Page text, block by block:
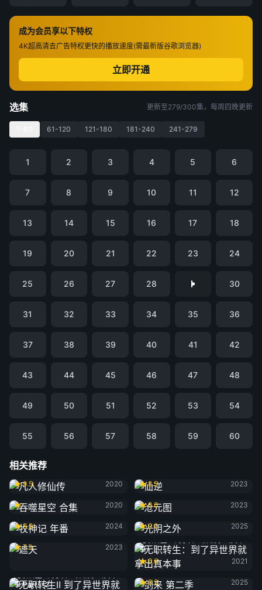
成为会员享以下特权
4K超高清去广告特权更快的播放速度(需最新版谷歌浏览器)
立即开通
选集 更新至279/300集，每周四晚更新
61-120 121-180 181-240 241-279
1 2 3 4 5 6
7 8 9 10 11 12
13 14 15 16 17 18
19 20 21 22 23 24
25 26 27 28 30
31 32 33 34 35 36
37 38 39 40 41 42
43 44 45 46 47 48
49 50 51 52 53 54
55 56 57 58 59 60
相关推荐
凡人修仙传
9.5
2020
8.5
2023
吞噬星空 合集
2020
沧元图
8.6
2023
牧神记 年番
8.8
2024
光阴之外
9.0
2025
遮天
7.9
2023
事
6.6
2021
事 Part.1-2
剑来 第二季
8.3
2025